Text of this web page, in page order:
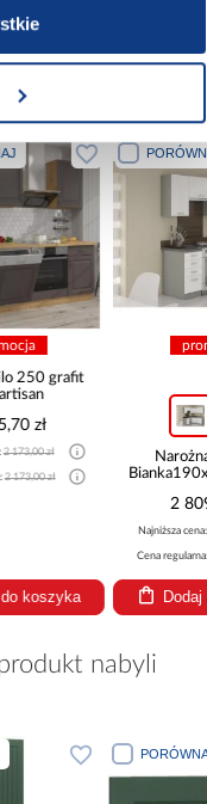
również
250 grafit
zł
2 173,00 zł
2 173,00 zł
do koszyka
2
Najniższa
Cena
nabyli